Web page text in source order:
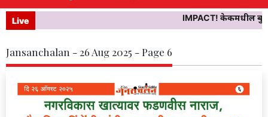
Live IMPACT! केकमधील
Jansanchalan - 26 Aug 2025 - Page 6